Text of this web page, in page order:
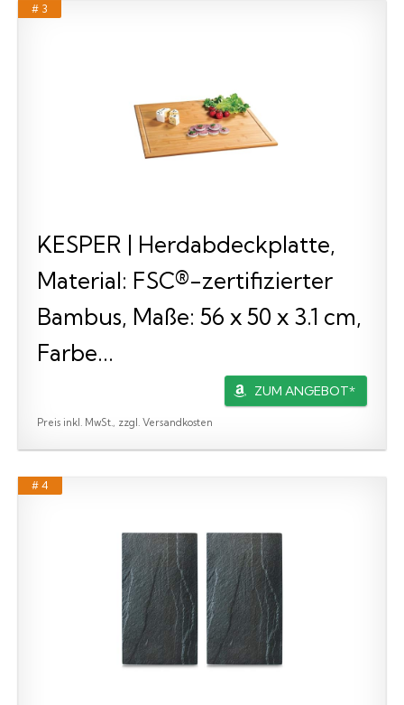
# 3
KESPER | Herdabdeckplatte,
Material: FSC®-zertifizierter
Bambus, Maße: 56 x 50 x 3.1 cm,
Farbe...
ZUM ANGEBOT*
Preis inkl. MwSt., zzgl. Versandkosten
# 4